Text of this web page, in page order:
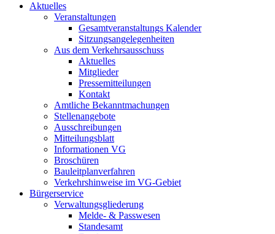
Aktuelles
Veranstaltungen
Gesamtveranstaltungs Kalender
Sitzungsangelegenheiten
Aus dem Verkehrsausschuss
Aktuelles
Mitglieder
Pressemitteilungen
Kontakt
Amtliche Bekanntmachungen
Stellenangebote
Ausschreibungen
Mitteilungsblatt
Informationen VG
Broschüren
Bauleitplanverfahren
Verkehrshinweise im VG-Gebiet
Bürgerservice
Verwaltungsgliederung
Melde- & Passwesen
Standesamt